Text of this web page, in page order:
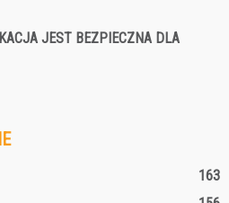
JEST BEZPIECZNA DLA
163